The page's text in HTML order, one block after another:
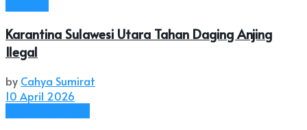
Karantina Sulawesi Utara Tahan Daging Anjing
Ilegal
by Cahya Sumirat
10 April 2026